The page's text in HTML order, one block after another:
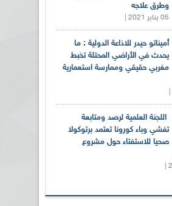
وطرق علاجه
05 يناير 2021 |
أميناتو حيدر للاذاعة الدولية : ما
يحدث في الأراضي المحتلة تخبط
مغربي حقيقي وممارسة استعمارية
اللجنة العلمية لرصد ومتابعة
تفشي وباء كورونا تعتمد برتوكولا
صحيا للاستفتاء حول مشروع